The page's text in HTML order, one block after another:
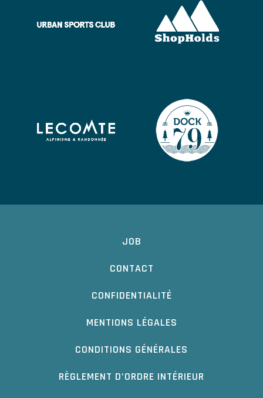
JOB
CONTACT
CONFIDENTIALITÉ
MENTIONS LÉGALES
CONDITIONS GÉNÉRALES
RÈGLEMENT D’ORDRE INTÉRIEUR